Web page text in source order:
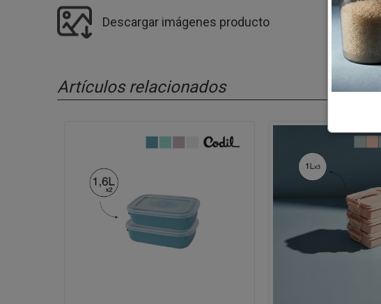
Descargar imágenes producto
Artículos relacionados